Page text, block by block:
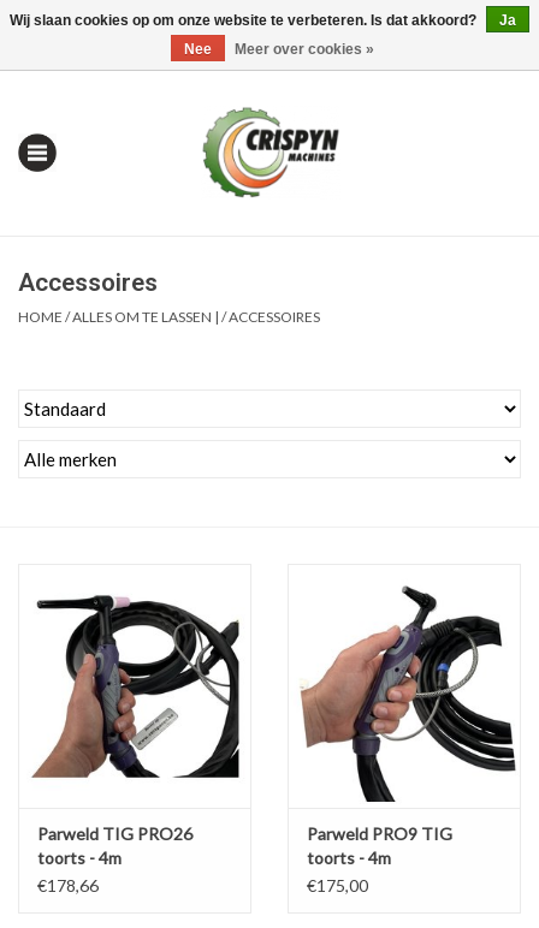
0 Artikelen - €0,00 Mijn account / Registreren
| Alles om te Meten |
Alles om te Frezen |
Alles om te Draaien |
Alles om te Zagen |
Schroefdraad snijden |
Accessoires
HOME /ALLES OM TE LASSEN | /ACCESSOIRES
Parweld TIG PRO26
toorts - 4m
€178,66
Parweld PRO9 TIG
toorts - 4m
€175,00
Wij slaan cookies op om onze website te verbeteren. Is dat akkoord?
Ja
Nee
Meer over cookies »